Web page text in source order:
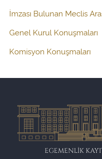
İmzası Bulunan Meclis
Genel Kurul Konuşmaları
Komisyon Konuşmaları
EGEMENLİK